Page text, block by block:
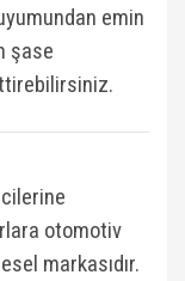
emin
şase
otomotiv
markasıdır.